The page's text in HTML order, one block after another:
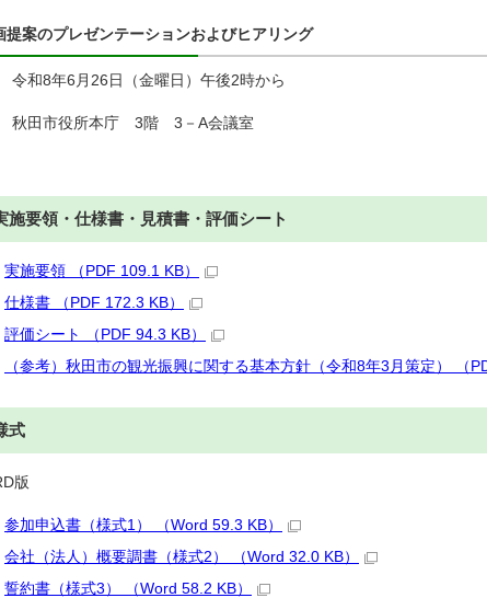
提案のプレゼンテーションおよびヒアリング
令和8年6月26日（金曜日）午後2時から
秋田市役所本庁 3階 3－A会議室
要領・仕様書・見積書・評価シート
実施要領 （PDF 109.1 KB）
仕様書 （PDF 172.3 KB）
評価シート （PDF 94.3 KB）
（参考）秋田市の観光振興に関する基本方針（令和8年3月策定） （
式
版
参加申込書（様式1） （Word 59.3 KB）
会社（法人）概要調書（様式2） （Word 32.0 KB）
誓約書（様式3） （Word 58.2 KB）